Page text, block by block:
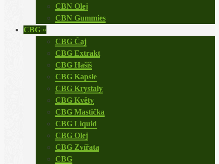
CBN Olej
CBN Gummies
CBG »
CBG Čaj
CBG Extrakt
CBG Hašiš
CBG Kapsle
CBG Krystaly
CBG Květy
CBG Mastička
CBG Liquid
CBG Olej
CBG Zvířata
CBG